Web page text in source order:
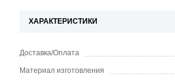
ХАРАКТЕРИСТИКИ
Доставка/Оплата
Материал изготовления